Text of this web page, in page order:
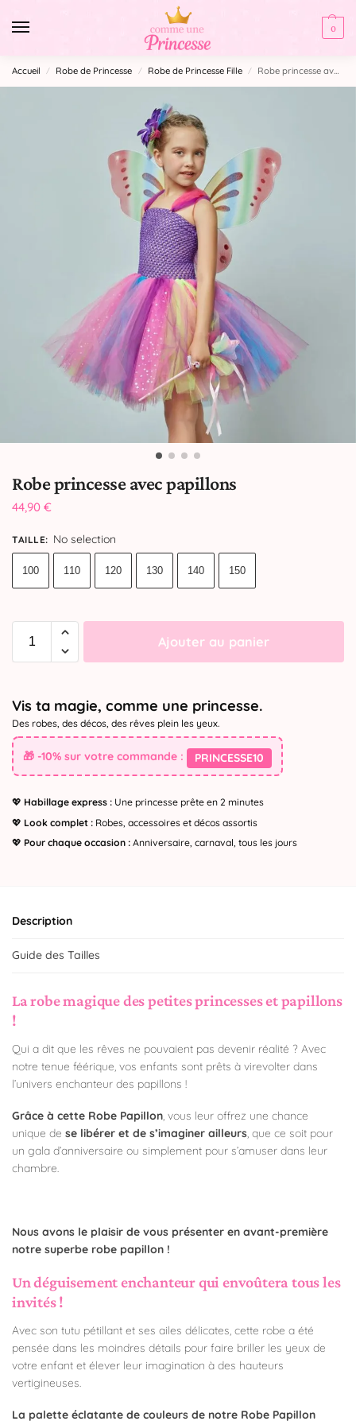
0
Accueil / Robe de Princesse / Robe de Princesse Fille / Robe princesse avec papillons
Robe princesse avec papillons
44,90 €
TAILLE: No selection
100 110 120 130 140 150
Ajouter au panier
Vis ta magie, comme une princesse.
Des robes, des décos, des rêves plein les yeux.
🎁 -10% sur votre commande : PRINCESSE10
💖 Habillage express : Une princesse prête en 2 minutes
💖 Look complet : Robes, accessoires et décos assortis
💖 Pour chaque occasion : Anniversaire, carnaval, tous les jours
Description
Guide des Tailles
La robe magique des petites princesses et papillons
!
Qui a dit que les rêves ne pouvaient pas devenir réalité ? Avec
notre tenue féérique, vos enfants sont prêts à virevolter dans
l’univers enchanteur des papillons !
Grâce à cette Robe Papillon, vous leur offrez une chance
unique de se libérer et de s’imaginer ailleurs, que ce soit pour
un gala d’anniversaire ou simplement pour s’amuser dans leur
chambre.
Nous avons le plaisir de vous présenter en avant-première
notre superbe robe papillon !
Un déguisement enchanteur qui envoûtera tous les
invités !
Avec son tutu pétillant et ses ailes délicates, cette robe a été
pensée dans les moindres détails pour faire briller les yeux de
votre enfant et élever leur imagination à des hauteurs
vertigineuses.
La palette éclatante de couleurs de notre Robe Papillon